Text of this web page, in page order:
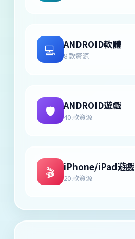
💻 ANDROID軟體
8 款資源
🛡️ ANDROID遊戲
40 款資源
🎬 iPhone/iPad遊戲
20 款資源